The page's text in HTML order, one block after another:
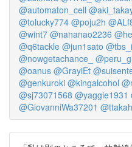
@automaton_cell
@tolucky774 @poju2h
@wint7 @nananao2236
@q6tackle @jun1sato @tbs_i
@nowgetachance_
@oanus @GrayiEt
@genkuroki @kingalcohol
@sj73071568 @yaggie1931
@GiovanniWa37201